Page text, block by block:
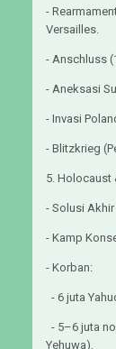
-
Versailles.
- Anschluss
- Aneksasi
- Invasi
- Blitzkrieg
5. Holocaust
- Solusi
- Kamp
- Korban:
- 6 juta
- 5–6 juta
Yehuwa).